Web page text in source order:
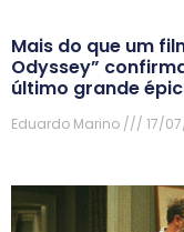
Mais do que um
Odyssey”
último grande
Eduardo Marino 17/